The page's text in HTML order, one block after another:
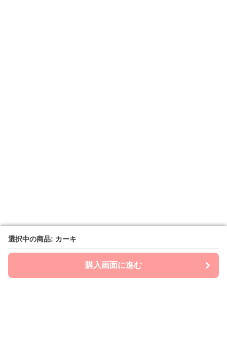
選択中の商品: カーキ
購入画面に進む
選択中の商品: カーキ
購入画面に進む